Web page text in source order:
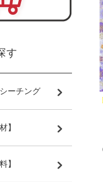
す
ーチング
】
】